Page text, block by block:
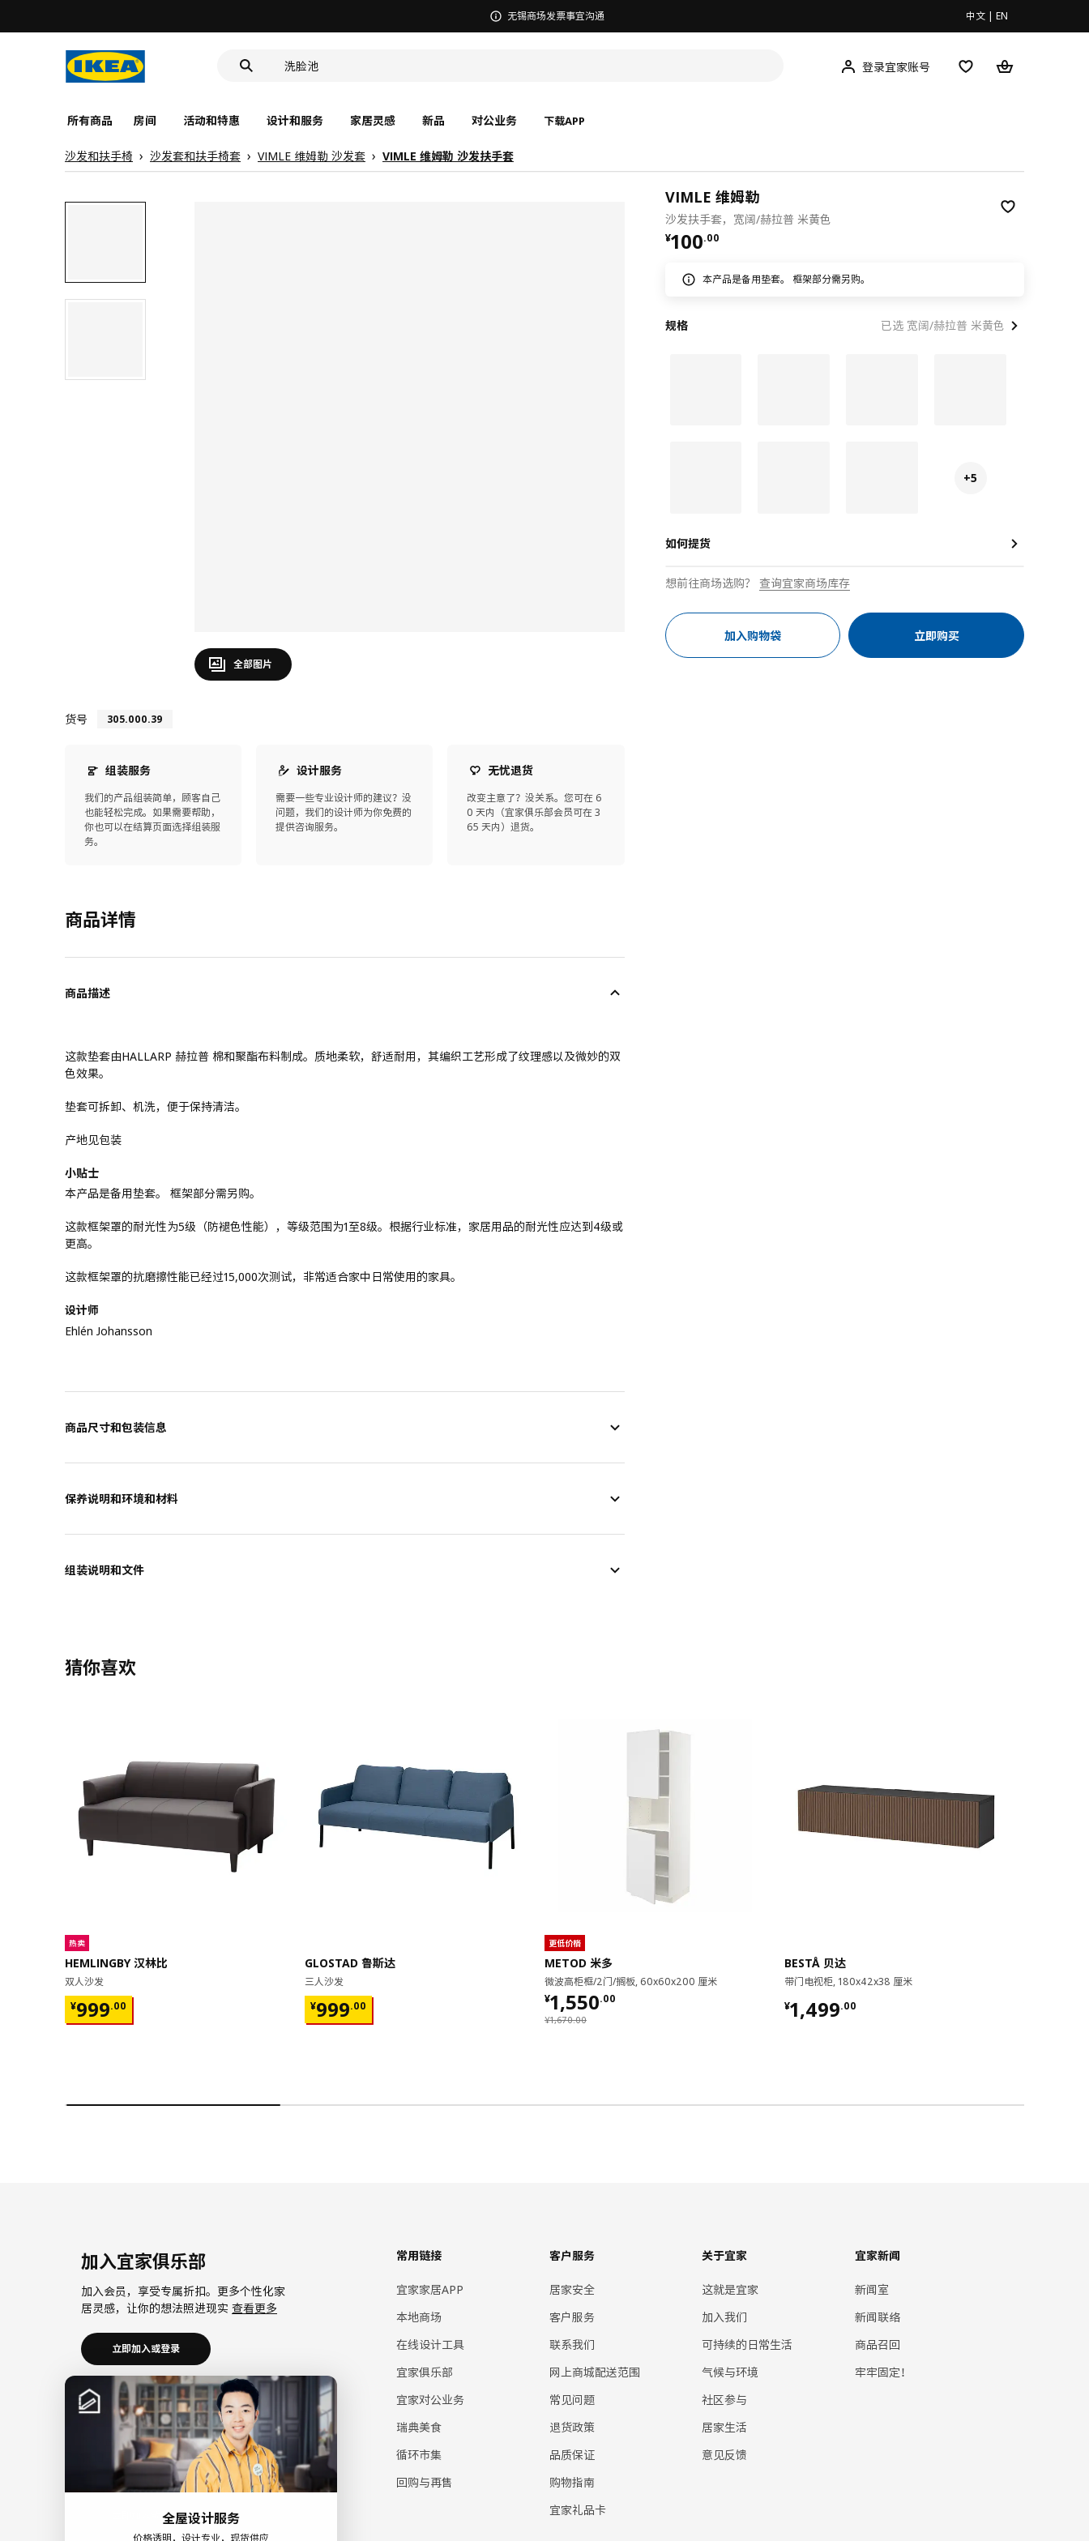
宜家在中国召回部分批次BÄSINGEN 巴辛根 淋浴椅 中文 | EN
洗脸池
登录宜家账号
所有商品 房间 活动和特惠 设计和服务 家居灵感 新品 对公业务 下载APP
沙发和扶手椅 沙发套和扶手椅套 VIMLE 维姆勒 沙发套 VIMLE 维姆勒 沙发扶手套
全部图片
货号 305.000.39
组装服务
我们的产品组装简单，顾客自己
也能轻松完成。如果需要帮助，
你也可以在结算页面选择组装服
务。
设计服务
需要一些专业设计师的建议？没
问题，我们的设计师为你免费的
提供咨询服务。
无忧退货
改变主意了？没关系。您可在 6
0 天内（宜家俱乐部会员可在 3
65 天内）退货。
商品详情
商品描述
这款垫套由HALLARP 赫拉普 棉和聚酯布料制成。质地柔软，舒适耐用，其编织工艺形成了纹理感以及微妙的双
色效果。
垫套可拆卸、机洗，便于保持清洁。
产地见包装
小贴士
本产品是备用垫套。 框架部分需另购。
这款框架罩的耐光性为5级（防褪色性能），等级范围为1至8级。根据行业标准，家居用品的耐光性应达到4级或
更高。
这款框架罩的抗磨擦性能已经过15,000次测试，非常适合家中日常使用的家具。
设计师
Ehlén Johansson
商品尺寸和包装信息
保养说明和环境和材料
组装说明和文件
VIMLE 维姆勒
沙发扶手套，宽阔/赫拉普 米黄色
¥100.00
¥ 100.00
本产品是备用垫套。 框架部分需另购。
规格 已选 宽阔/赫拉普 米黄色
+5
如何提货
想前往商场选购？ 查询宜家商场库存
加入购物袋 立即购买
猜你喜欢
热卖
HEMLINGBY 汉林比
双人沙发
¥999.00
¥ 999.00
GLOSTAD 鲁斯达
三人沙发
¥999.00
¥ 999.00
更低价格
METOD 米多
微波高柜框/2门/搁板, 60x60x200 厘米
¥1,670.00
¥ 1670.00
¥1,550.00
¥ 1550.00
BESTÅ 贝达
带门电视柜, 180x42x38 厘米
¥1,499.00
¥ 1499.00
加入宜家俱乐部
加入会员，享受专属折扣。更多个性化家
居灵感，让你的想法照进现实 查看更多
立即加入或登录
加入宜家企业会员
加入企业会员，享受会员6大权益以及专属
折扣。助力中小微企业共同成长。查看更
立即加入或登录
常用链接
宜家家居APP
本地商场
在线设计工具
宜家俱乐部
宜家对公业务
瑞典美食
循环市集
回购与再售
客户服务
居家安全
客户服务
联系我们
网上商城配送范围
常见问题
退货政策
品质保证
购物指南
宜家礼品卡
关于宜家
这就是宜家
加入我们
可持续的日常生活
气候与环境
社区参与
居家生活
意见反馈
宜家新闻
新闻室
新闻联络
商品召回
牢牢固定！
全屋设计服务
价格透明，设计专业，现货供应